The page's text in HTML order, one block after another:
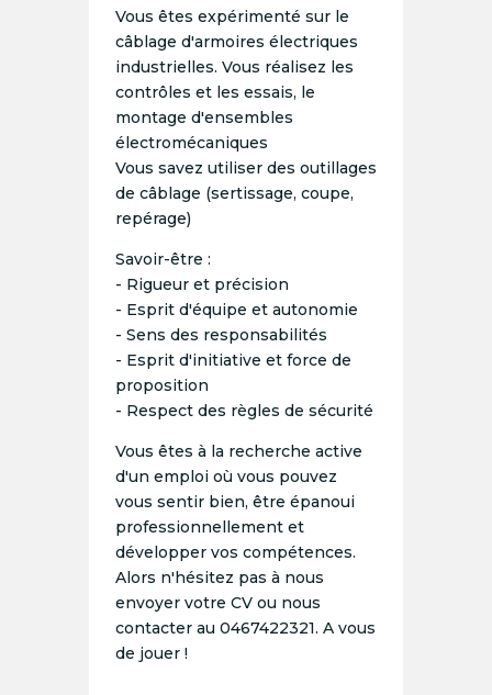
Vous êtes expérimenté sur le
câblage d'armoires électriques
industrielles. Vous réalisez les
contrôles et les essais, le
montage d'ensembles
électromécaniques
Vous savez utiliser des outillages
de câblage (sertissage, coupe,
repérage)
Savoir-être :
- Rigueur et précision
- Esprit d'équipe et autonomie
- Sens des responsabilités
- Esprit d'initiative et force de
proposition
- Respect des règles de sécurité
Vous êtes à la recherche active
d'un emploi où vous pouvez
vous sentir bien, être épanoui
professionnellement et
développer vos compétences.
Alors n'hésitez pas à nous
envoyer votre CV ou nous
contacter au 0467422321. A vous
de jouer !